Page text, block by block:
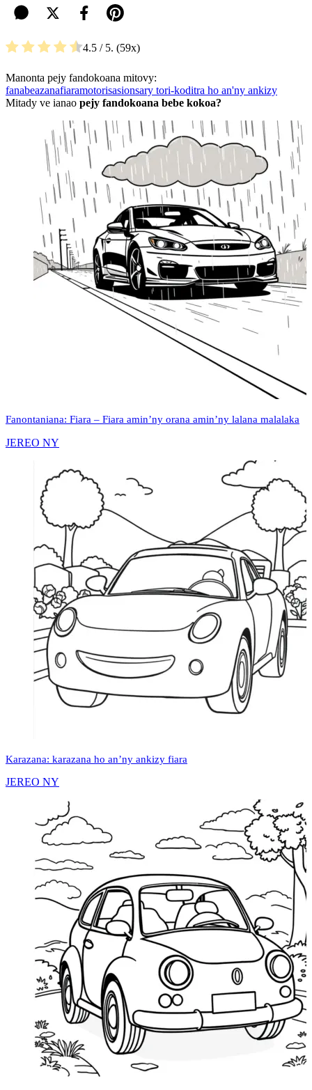
4.5 / 5. 59
Manonta pejy fandokoana mitovy:
fanabeazanafiaramotorisasionsary tori-koditra ho an'ny ankizy
Mitady ve ianao pejy fandokoana bebe kokoa?
Fanontaniana: Fiara – Fiara amin’ny orana amin’ny lalana malalaka
JEREO NY
Karazana: karazana ho an’ny ankizy fiara
JEREO NY